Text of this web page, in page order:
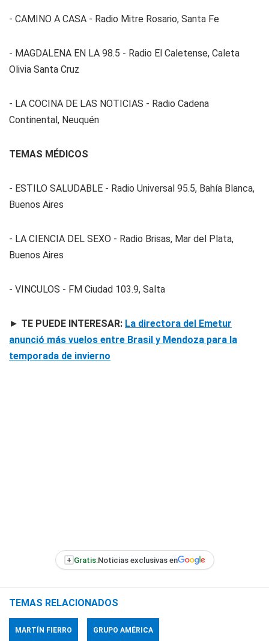
- CAMINO A CASA - Radio Mitre Rosario, Santa Fe
- MAGDALENA EN LA 98.5 - Radio El Caletense, Caleta
Olivia Santa Cruz
- LA COCINA DE LAS NOTICIAS - Radio Cadena
Continental, Neuquén
TEMAS MÉDICOS
- ESTILO SALUDABLE - Radio Universal 95.5, Bahía Blanca,
Buenos Aires
- LA CIENCIA DEL SEXO - Radio Brisas, Mar del Plata,
Buenos Aires
- VINCULOS - FM Ciudad 103.9, Salta
► TE PUEDE INTERESAR: La directora del Emetur
anunció más vuelos entre Brasil y Mendoza para la
temporada de invierno
+ Gratis:Noticias exclusivas en
TEMAS RELACIONADOS
MARTÍN FIERRO GRUPO AMÉRICA